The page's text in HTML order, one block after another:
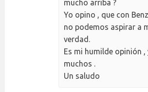
mucho arriba ?
Yo opino , que con
no podemos aspirar a
verdad.
Es mi humilde opinión ,
muchos .
Un saludo